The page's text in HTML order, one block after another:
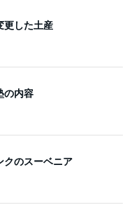
更した土産
の内容
クのスーベニア